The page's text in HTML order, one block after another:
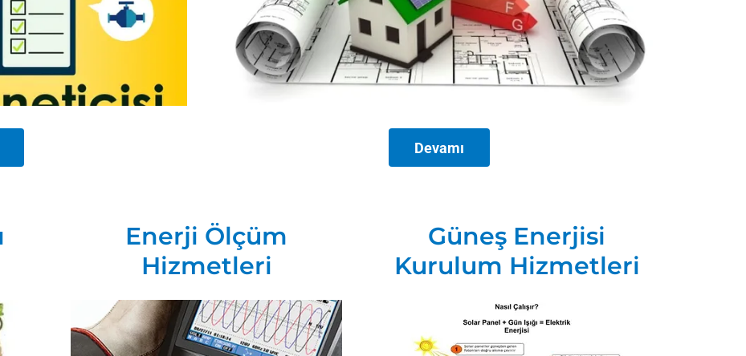
Devamı
Enerji Ölçüm
Hizmetleri
Güneş Enerjisi
Kurulum Hizmetleri